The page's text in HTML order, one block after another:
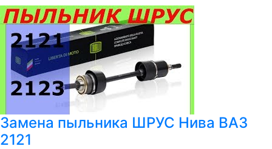
Замена пыльника ШРУС Нива ВАЗ
2121